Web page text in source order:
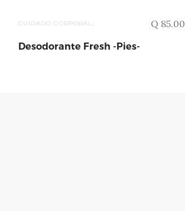
CUIDADO CORPORAL ,
Desodorante Fresh -Pies-
Q 85.00